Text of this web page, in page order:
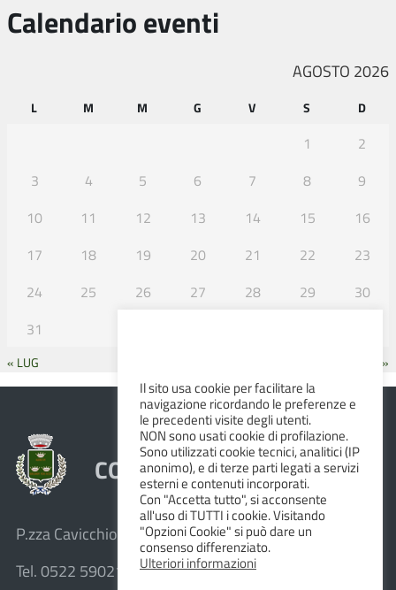
Calendario eventi
AGOSTO 2026
L M M G V S D
1
2
3
4 5 6 7 8
9
10
11 12 13 14 15
16
17
18 19 20 21 22
23
24
25 26 27 28 29
30
31
« LUG SET »
COMUNE DI ALBINEA
P.zza Cavicchioni, 8 – 42020 Albinea (R.E.)
Tel. 0522 590211 – Fax 0522 590236
Il sito usa cookie per facilitare la
navigazione ricordando le preferenze e
le precedenti visite degli utenti.
NON sono usati cookie di profilazione.
Sono utilizzati cookie tecnici, analitici (IP
anonimo), e di terze parti legati a servizi
esterni e contenuti incorporati.
Con "Accetta tutto", si acconsente
all'uso di TUTTI i cookie. Visitando
"Opzioni Cookie" si può dare un
consenso differenziato.
Ulteriori informazioni